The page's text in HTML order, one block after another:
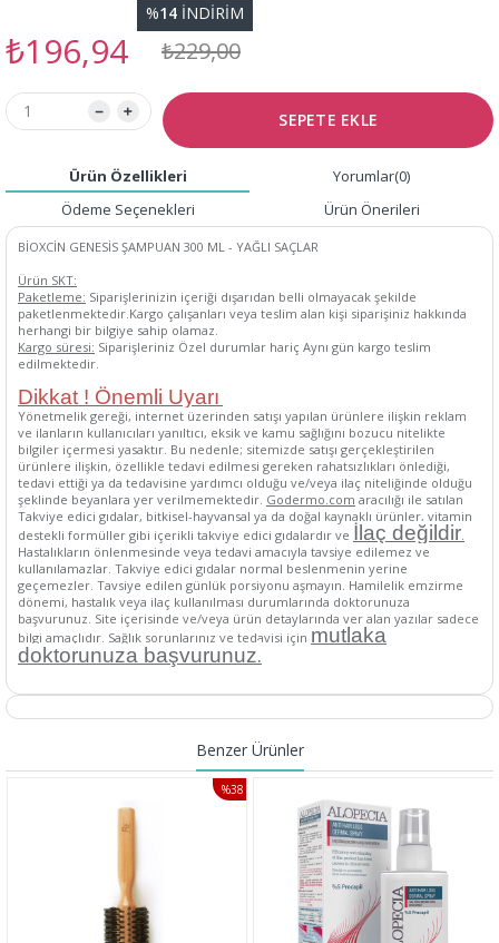
₺229,00
₺196,94
%14 İNDIRIM
Ürün Özellikleri Yorumlar(0)
Ödeme Seçenekleri
Ürün Önerileri
BİOXCİN GENESİS ŞAMPUAN 300 ML - YAĞLI SAÇLAR
Ürün SKT:
Paketleme: Siparişlerinizin içeriği dışarıdan belli olmayacak şekilde
paketlenmektedir.Kargo çalışanları veya teslim alan kişi siparişiniz hakkında
herhangi bir bilgiye sahip olamaz.
Kargo süresi: Siparişleriniz Özel durumlar hariç Aynı gün kargo teslim
edilmektedir.
Dikkat ! Önemli Uyarı
Yönetmelik gereği, internet üzerinden satışı yapılan ürünlere ilişkin reklam
ve ilanların kullanıcıları yanıltıcı, eksik ve kamu sağlığını bozucu nitelikte
bilgiler içermesi yasaktır. Bu nedenle; sitemizde satışı gerçekleştirilen
ürünlere ilişkin, özellikle tedavi edilmesi gereken rahatsızlıkları önlediği,
tedavi ettiği ya da tedavisine yardımcı olduğu ve/veya ilaç niteliğinde olduğu
şeklinde beyanlara yer verilmemektedir. Godermo.com aracılığı ile satılan
Takviye edici gıdalar, bitkisel-hayvansal ya da doğal kaynaklı ürünler, vitamin
destekli formüller gibi içerikli takviye edici gıdalardır ve İlaç değildir
Hastalıkların önlenmesinde veya tedavi amacıyla tavsiye edilemez ve
kullanılamazlar. Takviye edici gıdalar normal beslenmenin yerine
geçemezler. Tavsiye edilen günlük porsiyonu aşmayın. Hamilelik emzirme
dönemi, hastalık veya ilaç kullanılması durumlarında doktorunuza
başvurunuz. Site içerisinde ve/veya ürün detaylarında yer alan yazılar sadece
bilgi amaçlıdır. Sağlık sorunlarınız ve tedavisi için mutlaka
doktorunuza başvurunuz.
Benzer Ürünler
%38